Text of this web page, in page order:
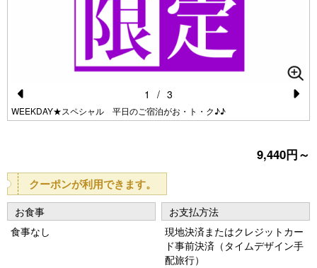
Pr
o
u
s
WEEKDAY★スペシャル 平日のご宿泊がお・ト・ク♪♪
xt
1 / 3
9,440円～
クーポンが利用できます。
お食事
食事なし
お支払方法
現地決済またはクレジットカー
ド事前決済（タイムデザイン手
配旅行）